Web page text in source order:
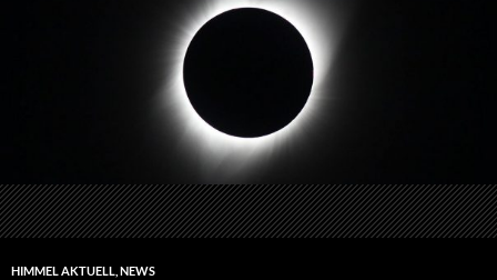
HIMMEL AKTUELL NEWS